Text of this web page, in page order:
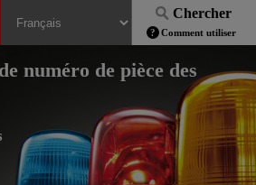
Chercher
Comment utiliser
numéro de pièce des